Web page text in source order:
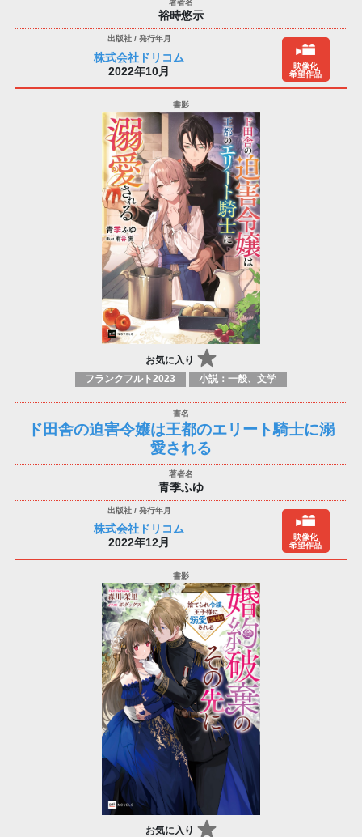
裕時悠示
株式会社ドリコム
2022年10月
映像化
希望作品
お気に入り
フランクフルト2023 小説：一般、文学
ド田舎の迫害令嬢は王都のエリート騎士に溺
愛される
青季ふゆ
株式会社ドリコム
2022年12月
映像化
希望作品
お気に入り